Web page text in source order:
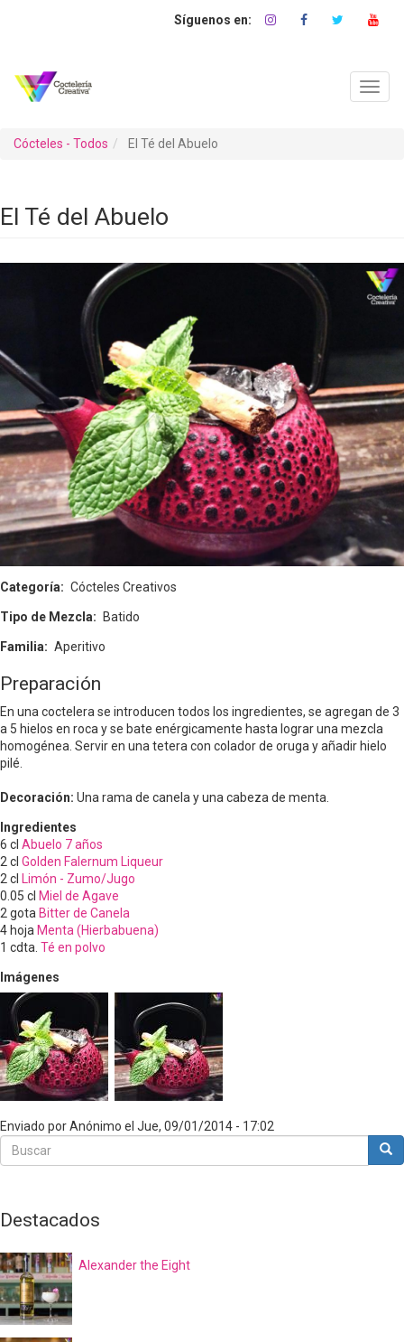
Cócteles - Todos El Té del Abuelo
El Té del Abuelo
Categoría Cócteles Creativos
Tipo de Mezcla Batido
Familia Aperitivo
Preparación
En una coctelera se introducen todos los ingredientes, se agregan de 3
a 5 hielos en roca y se bate enérgicamente hasta lograr una mezcla
homogénea. Servir en una tetera con colador de oruga y añadir hielo
pilé.
Decoración: Una rama de canela y una cabeza de menta.
Ingredientes
6 cl Abuelo 7 años
2cl Golden Falernum Liqueur
2cl Limón - Zumo/Jugo
0.05 cl Miel de Agave
2gota Bitter de Canela
4 hoja Menta (Hierbabuena)
1 cdta. Té en polvo
Imágenes
Enviado porAnónimo el Jue, 09/01/2014 - 17:02
Buscar
Buscar
Destacados
Alexander the Eight